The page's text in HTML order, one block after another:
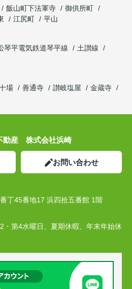
飯山町下法軍寺
御供所町
江尻町
平山
琴平電気鉄道琴平線
土讃線
場 善通寺 讃岐塩屋
金蔵寺
動産 株式会社浜崎
お問い合わせ
丁45番地17 浜四拾五番館 1階
・第4水曜日、夏期休暇、年末年始休